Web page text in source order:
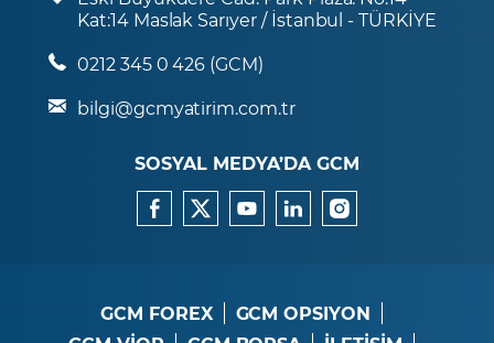
Kat:14 Maslak Sarıyer / İstanbul - TÜRKİYE
0212 345 0 426 (GCM)
bilgi@gcmyatirim.com.tr
SOSYAL MEDYA’DA GCM
GCM FOREX
GCM OPSIYON